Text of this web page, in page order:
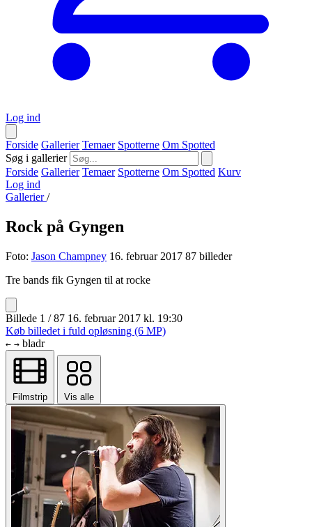
Log ind
Forside Gallerier Temaer Spotterne Om Spotted
Søg i gallerier
Forside Gallerier Temaer Spotterne Om Spotted Kurv
Log ind
Gallerier/
Rock på Gyngen
Foto: Jason Champney 16. februar 2017 87 billeder
Tre bands fik Gyngen til at rocke
Billede 1 / 87 16. februar 2017 kl. 19:30
Køb billedet i fuld opløsning (6 MP)
← → bladr
Filmstrip Vis alle